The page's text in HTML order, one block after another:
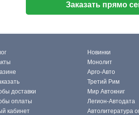
Заказать прямо
доставки
оплаты
кабинет
Новинки
Монолит
Арго-Авто
Третий Рим
Мир Автокниг
Легион-Автодата
Автолитература